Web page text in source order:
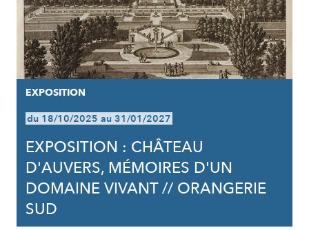
EXPOSITION
du 18/10/2025 au 31/01/2027
EXPOSITION : CHÂTEAU
D'AUVERS, MÉMOIRES D'UN
DOMAINE VIVANT // ORANGERIE
SUD